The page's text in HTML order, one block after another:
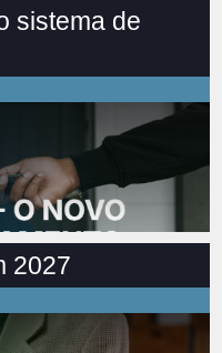
sistema de
2027